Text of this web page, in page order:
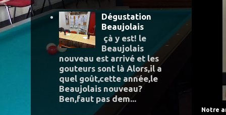
Notre
Dégustation
Beaujolais
çà y est! le
Beaujolais
nouveau est arrivé et les
gouteurs sont là Alors,il a
quel goût,cette année,le
Beaujolais nouveau?
Ben,faut pas dem...